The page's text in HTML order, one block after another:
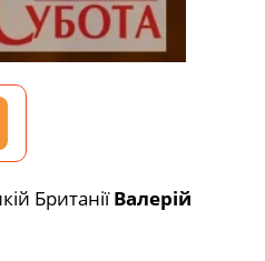
БританіїВалерій